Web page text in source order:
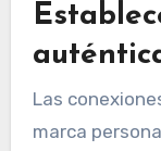
Las
marca